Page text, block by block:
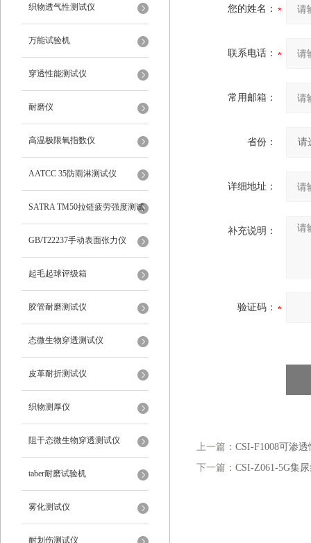
织物透气性测试仪
万能试验机
穿透性能测试仪
耐磨仪
高温极限氧指数仪
AATCC 35防雨淋测试仪
SATRA TM50拉链疲劳强度测试
仪
GB/T22237手动表面张力仪
起毛起球评级箱
胶管耐磨测试仪
态微生物穿透测试仪
皮革耐折测试仪
织物测厚仪
阻干态微生物穿透测试仪
taber耐磨试验机
雾化测试仪
耐划伤测试仪
您的姓名：
联系电话：
常用邮箱：
省份：
详细地址：
补充说明：
验证码：
上一篇： CSI-F1008可渗
下一篇： CSI-Z061-5G集